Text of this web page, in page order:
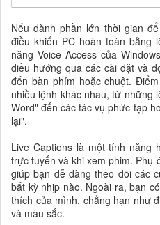
Nếu dành phần lớn thời gian
điều khiển PC hoàn toàn bằng
năng Voice Access của
điều hướng qua các cài đặt và
đến bàn phím hoặc chuột.
nhiều lệnh khác nhau, từ những
Word" đến các tác vụ phức tạp
lại".
Live Captions là một tính năng
trực tuyến và khi xem phim. Phụ
giúp bạn dễ dàng theo dõi các
bất kỳ nhịp nào. Ngoài ra, bạn
thích của mình, chẳng hạn như
và màu sắc.